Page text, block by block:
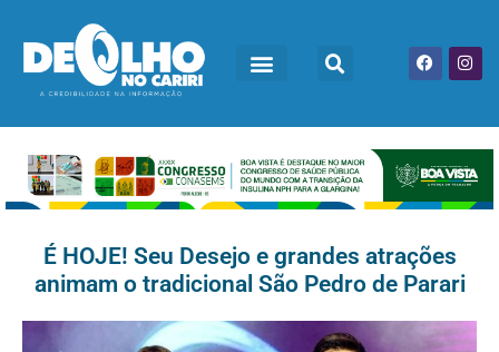
É HOJE! Seu Desejo e grandes atrações
animam o tradicional São Pedro de Parari